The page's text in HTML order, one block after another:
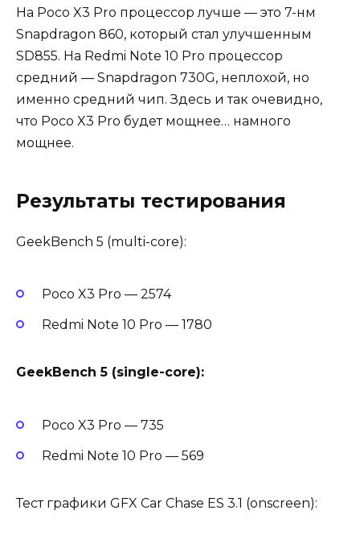
На Poco X3 Pro процессор лучше — это 7-нм
Snapdragon 860, который стал улучшенным
SD855. На Redmi Note 10 Pro процессор
средний — Snapdragon 730G, неплохой, но
именно средний чип. Здесь и так очевидно,
что Poco X3 Pro будет мощнее… намного
мощнее.
Результаты тестирования
GeekBench 5 (multi-core):
Poco X3 Pro — 2574
Redmi Note 10 Pro — 1780
GeekBench 5 (single-core):
Poco X3 Pro — 735
Redmi Note 10 Pro — 569
Тест графики GFX Car Chase ES 3.1 (onscreen):